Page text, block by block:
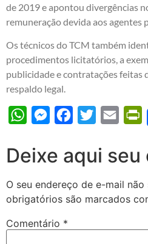
de 2019 e apontou divergências
remuneração devida aos agentes
Os técnicos do TCM também
procedimentos licitatórios, a
publicidade e contratações feitas
respaldo legal.
WhatsAppMessengerFacebook
Twitter Email
Deixe aqui
O seu endereço de e-mail
obrigatórios são marcados
Comentário *